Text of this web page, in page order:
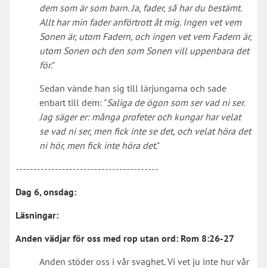
dem som är som barn. Ja, fader, så har du bestämt.
Allt har min fader anförtrott åt mig. Ingen vet vem
Sonen är, utom Fadern, och ingen vet vem Fadern är,
utom Sonen och den som Sonen vill uppenbara det
för."
Sedan vände han sig till lärjungarna och sade
enbart till dem: "Saliga de ögon som ser vad ni ser.
Jag säger er: många profeter och kungar har velat
se vad ni ser, men fick inte se det, och velat höra det
ni hör, men fick inte höra det."
----------------------------------------
Dag 6, onsdag:
Läsningar:
Anden vädjar för oss med rop utan ord: Rom 8:26-27
Anden stöder oss i vår svaghet. Vi vet ju inte hur vår